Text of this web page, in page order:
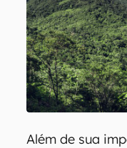
Além de sua